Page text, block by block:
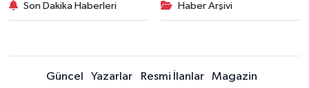
Son Dakika Haberleri Haber Arşivi
Güncel Yazarlar Resmi İlanlar
Magazin